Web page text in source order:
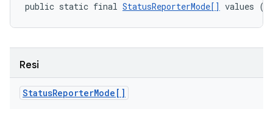
public static final StatusReporterMode[] values ()
Resi
StatusReporterMode[]